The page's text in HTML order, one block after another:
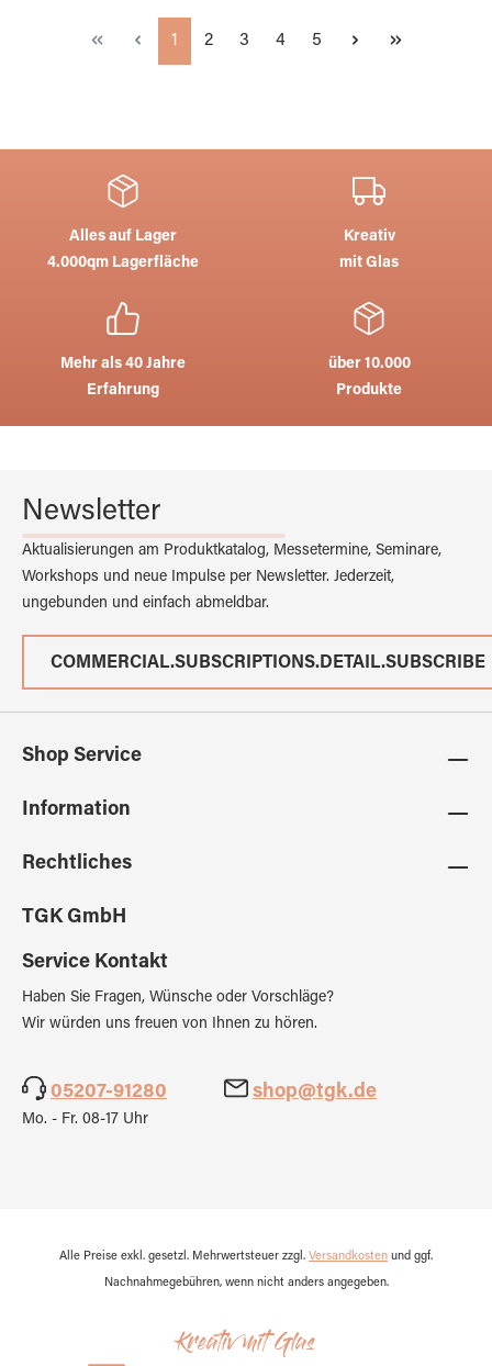
Seite
1 Seite
2 Seite
3 Seite
4 Seite
5
Alles auf Lager
4.000qm Lagerfläche
Kreativ
mit Glas
Mehr als 40 Jahre
Erfahrung
über 10.000
Produkte
Newsletter
Aktualisierungen am Produktkatalog, Messetermine, Seminare,
Workshops und neue Impulse per Newsletter. Jederzeit,
ungebunden und einfach abmeldbar.
COMMERCIAL.SUBSCRIPTIONS.DETAIL.SUBSCRIBE
Shop Service
Information
Rechtliches
TGK GmbH
Service Kontakt
Haben Sie Fragen, Wünsche oder Vorschläge?
Wir würden uns freuen von Ihnen zu hören.
05207-91280 shop@tgk.de
Mo. - Fr. 08-17 Uhr
Alle Preise exkl. gesetzl. Mehrwertsteuer zzgl. Versandkosten und ggf.
Nachnahmegebühren, wenn nicht anders angegeben.
Kreativ mit Glas